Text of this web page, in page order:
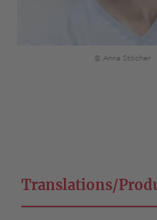
© Anna Stöcher
Translations/